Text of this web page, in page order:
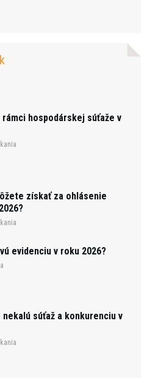
hospodárskej súťaže v
získať za ohlásenie
evidenciu v roku 2026?
nekalú súťaž a konkurenciu v